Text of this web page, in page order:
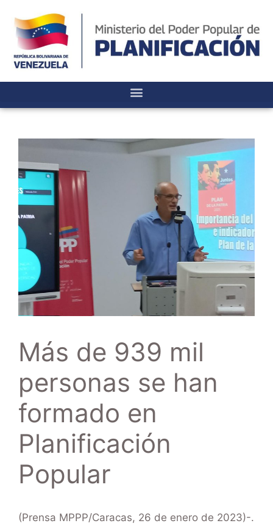
Más de 939 mil
personas se han
formado en
Planificación
Popular
(Prensa MPPP/Caracas, 26 de enero de 2023)-.